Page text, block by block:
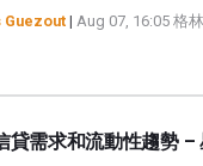
Guezout| Aug 07, 16:05 格
貸需求和流動性趨勢 –